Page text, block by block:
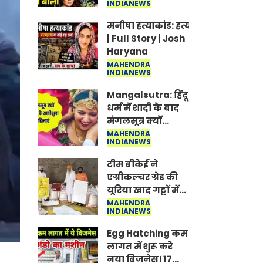
Jantar-Mantar |
CJP protest
INDIANEWS
मनीषा हत्याकांड: हत्या, आत्महत्या या
| Full Story | Josh
Haryana
MAHENDRA
INDIANEWS
Mangalsutra: हिंदू
धर्म में शादी के बाद
मंगलसूत्र क्यों
पहनती है महिलाएं,
किसने शुरु की ये
परंपरा
MAHENDRA
INDIANEWS
टीम बीकेई ने
एग्रीकल्चर ग्रेड की
यूरिया खाद गट्टों में
बदलकर टेक्निकल
ग्रेड में बेचने वालों पर
करवाई कार्रवाई:
लखविंदर सिंह
औलख
MAHENDRA
INDIANEWS
Egg Hatching कम
लागत में शुरू करे
नया बिजनेस। 17